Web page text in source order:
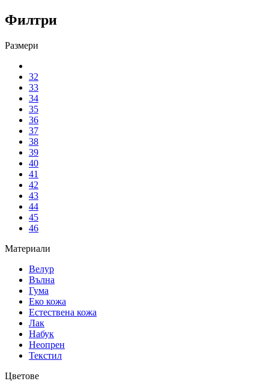
Филтри
Размери
32
33
34
35
36
37
38
39
40
41
42
43
44
45
46
Материали
Велур
Вълна
Гума
Еко кожа
Естествена кожа
Лак
Набук
Неопрен
Текстил
Цветове